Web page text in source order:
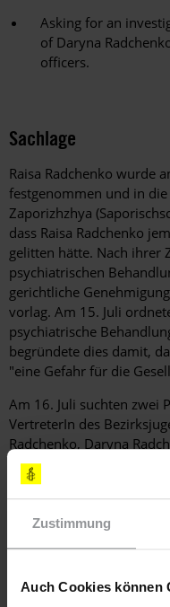
Zustimmung
Auch Cookies können
Asking for an
of Daryna
officers.
Sachlage
Raisa Radchenko wurde
festgenommen und in
Zaporizhzhya
dass Raisa Radchenko
gelitten hätte. Nach ihrer
psychiatrischen
gerichtliche
vorlag. Am 15. Juli
psychiatrische
begründete dies damit,
"eine Gefahr für die
Am 16. Juli suchten zwei
VertreterIn des
Radchenko, Daryna
anonymer Anruf wegen
den Behörden
eine Überprüfung der
entscheiden, ob ihr
Fall von Raisa